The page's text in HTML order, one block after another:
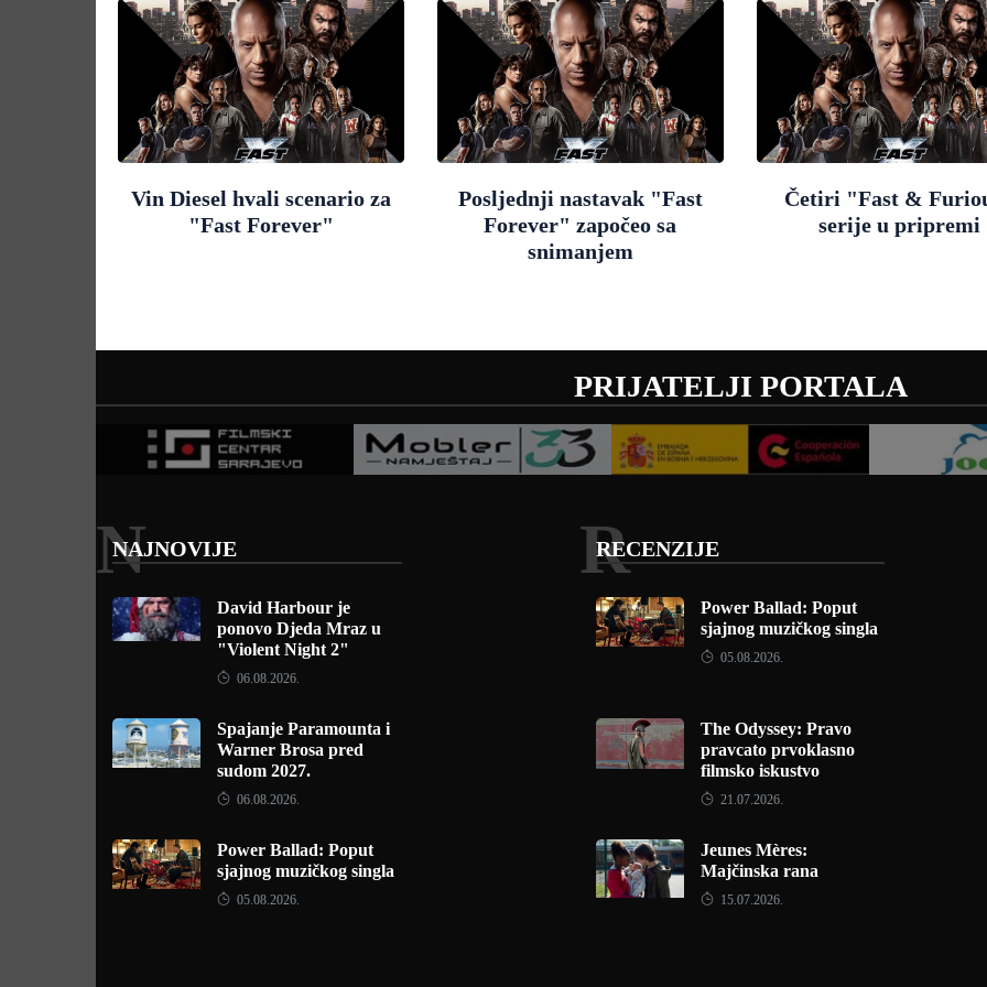
Vin Diesel hvali scenario za
"Fast Forever"
Posljednji nastavak "Fast
Forever" započeo sa
snimanjem
Četiri "Fast &
serije u pripremi
PRIJATELJI PORTALA
NAJNOVIJE
N
David Harbour je
ponovo Djeda Mraz u
"Violent Night 2"
06.08.2026.
Spajanje Paramounta i
Warner Brosa pred
sudom 2027.
06.08.2026.
Power Ballad: Poput
sjajnog muzičkog singla
05.08.2026.
RECENZIJE
R
Power Ballad: Poput
sjajnog muzičkog singla
05.08.2026.
The Odyssey: Pravo
pravcato prvoklasno
filmsko iskustvo
21.07.2026.
Jeunes Mères:
Majčinska rana
15.07.2026.